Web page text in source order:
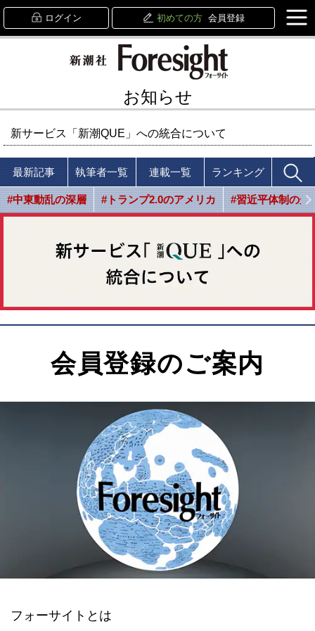
ログイン 初めての方 会員登録
お知らせ
新サービス「新潮QUE」への統合について
最新記事 執筆者一覧 連載一覧 ランキング
#中東動乱の深層 #トランプ2.0のアメリカ #習近平体制の光
会員登録のご案内
フォーサイトとは